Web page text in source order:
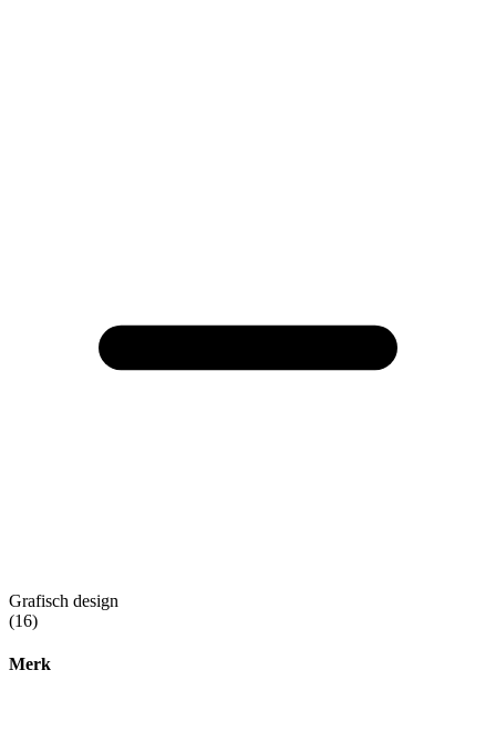
Grafisch design
(16)
Merk